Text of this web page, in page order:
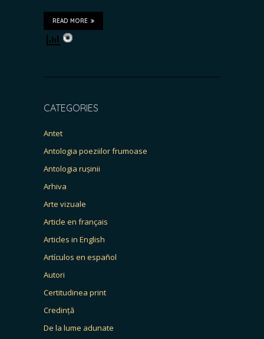
READ MORE
CATEGORIES
Antet
Antologia poeziilor frumoase
Antologia rușinii
Arhiva
Arte vizuale
Article en français
Articles in English
Artículos en español
Autori
Certitudinea print
Credință
De la lume adunate